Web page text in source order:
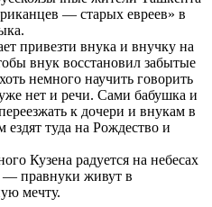
— старых евреев» в
привезти внука и внучку на
внук восстановил забытые
немного научить говорить
нет и речи. Сами бабушка и
к дочери и внукам в
туда на Рождество и
Кузена радуется на небесах
— правнуки живут в
мечту.